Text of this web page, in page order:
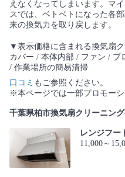
えなくなってしまいます。マ
スでは、ベトベトになった各
来の換気力を取り戻します。
▼表示価格に含まれる換気扇
カバー / 本体内部 / ファン / プ
/ 作業場所の簡易清掃
口コミ もご参照ください。
※本ページでは一部プロモーシ
千葉県柏市換気扇クリーニン
レンジフー
11,000～